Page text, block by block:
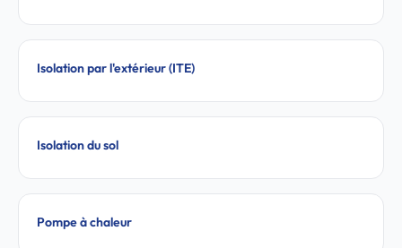
Isolation par l'extérieur (ITE)
Isolation du sol
Pompe à chaleur